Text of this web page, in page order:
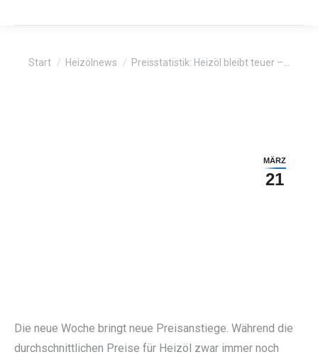
Sie befinden sich hier:
Start Heizölnews Preisstatistik: Heizöl bleibt teuer –…
MÄRZ
21
Die neue Woche bringt neue Preisanstiege. Während die
durchschnittlichen Preise für Heizöl zwar immer noch